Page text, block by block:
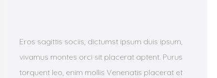
Eros sagittis sociis, dictumst ipsum duis ipsum,
vivamus montes orci sit placerat aptent. Purus
torquent leo, enim mollis Venenatis placerat et